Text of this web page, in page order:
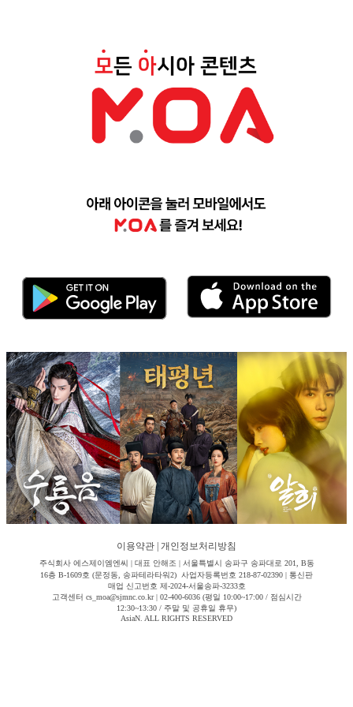
이용약관 개인정보처리방침
주식회사 에스제이엠엔씨 | 대표 안해조 | 서울특별시 송파구 송파대로 201, B동
16층 B-1609호 (문정동, 송파테라타워2) 사업자등록번호 218-87-02390 | 통신판
매업 신고번호 제-2024-서울송파-3233호
고객센터 cs_moa@sjmnc.co.kr | 02-400-6036 (평일 10:00~17:00 / 점심시간
12:30~13:30 / 주말 및 공휴일 휴무)
AsiaN. ALL RIGHTS RESERVED